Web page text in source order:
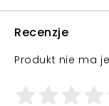
Recenzje
Produkt nie ma